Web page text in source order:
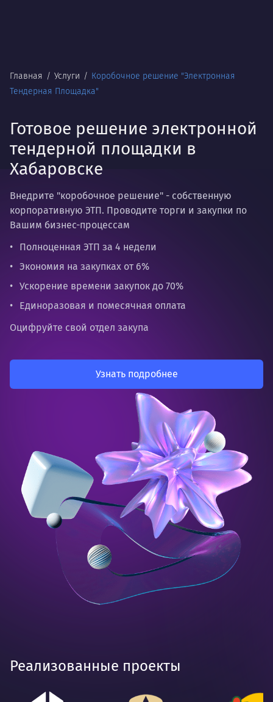
Главная Услуги
Коробочное решение "Электронная
Тендерная Площадка"
Готовое решение электронной
тендерной площадки в
Хабаровске
Внедрите "коробочное решение" - собственную
корпоративную ЭТП. Проводите торги и закупки по
Вашим бизнес-процессам
Полноценная ЭТП за 4 недели
Экономия на закупках от 6%
Ускорение времени закупок до 70%
Единоразовая и помесячная оплата
Оцифруйте свой отдел закупа
Узнать подробнее
Реализованные проекты